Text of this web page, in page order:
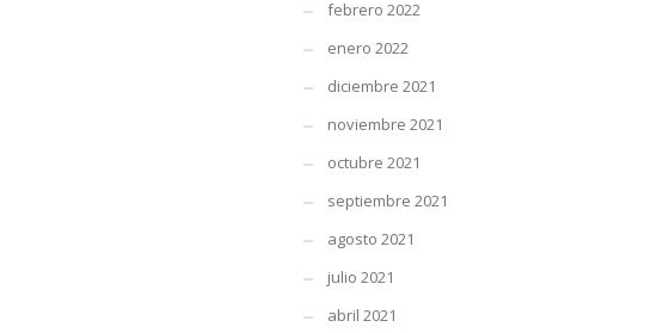
febrero 2022
enero 2022
diciembre 2021
noviembre 2021
octubre 2021
septiembre 2021
agosto 2021
julio 2021
abril 2021